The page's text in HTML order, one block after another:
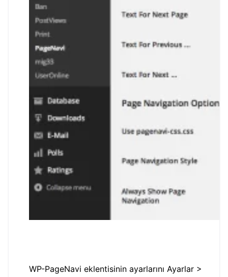
WP-PageNavi eklentisinin ayarlarını Ayarlar >